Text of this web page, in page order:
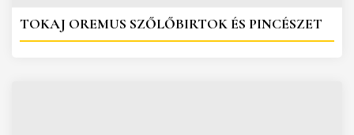
TOKAJ OREMUS SZŐLŐBIRTOK ÉS PINCÉSZET